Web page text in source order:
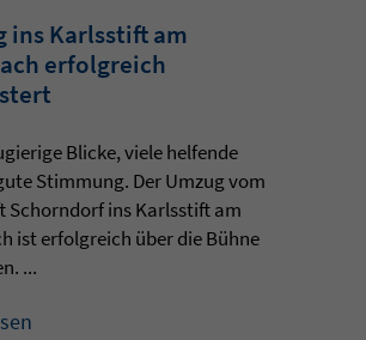
ins Karlsstift am
erfolgreich
Blicke, viele helfende
Stimmung. Der Umzug vom
Schorndorf ins Karlsstift am
ist erfolgreich über die Bühne
...